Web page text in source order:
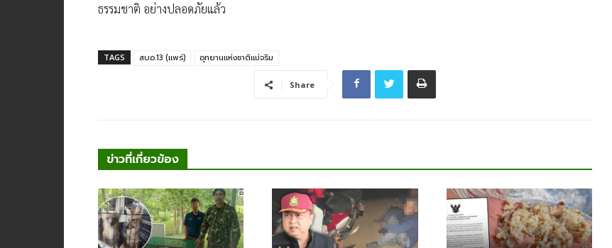
ธรรมชาติ อย่างปลอดภัยแล้ว
TAGS สบอ.13 (แพร่) อุทยานแห่งชาติแม่จริม
Share
ข่าวที่เกี่ยวข้อง